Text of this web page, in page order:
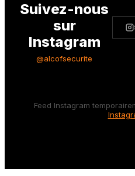
Suivez-nous
sur
Instagram
@alcofsecurite
Feed Instagram